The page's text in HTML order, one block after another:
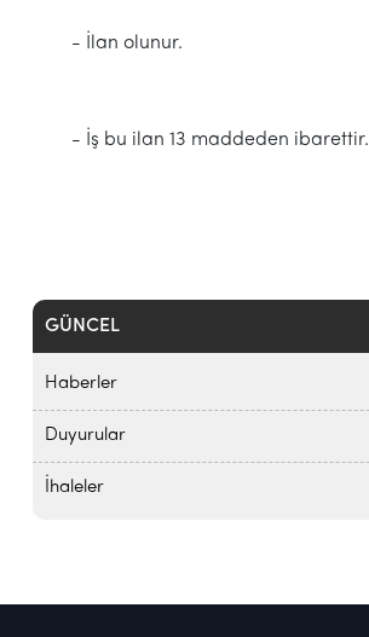
GÜNCEL
Haberler
Duyurular
İhaleler
- İlan olunur.
- İş bu ilan 13 maddeden ibarettir.